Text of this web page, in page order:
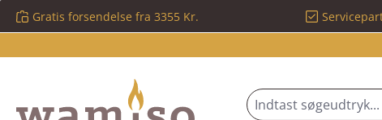
til hovedindhold
Spring til søgning
Gå til hovednavigation
Gratis forsendelse fra 3355 Kr.